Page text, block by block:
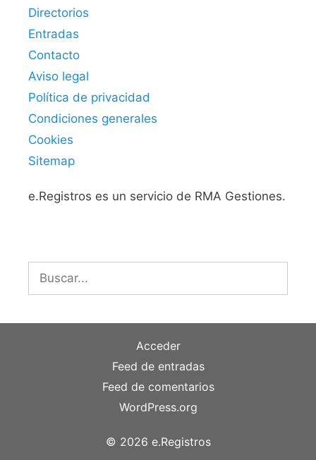
Directorios
Entradas
Contacto
Aviso legal
Política de privacidad
Condiciones generales
Cookies
Sitemap
e.Registros es un servicio de RMA Gestiones.
Buscar:
Acceder
Feed de entradas
Feed de comentarios
WordPress.org
© 2026 e.Registros